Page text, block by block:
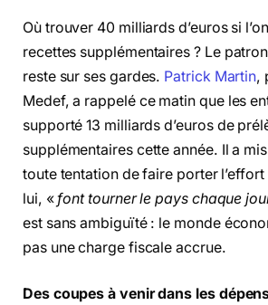
Où trouver 40 milliards d’euros si
recettes supplémentaires ? Le
reste sur ses gardes. Patrick Martin,
Medef, a rappelé ce matin que les
supporté 13 milliards d’euros de
supplémentaires cette année. Il a
toute tentation de faire porter
lui, «font tourner le pays chaque
est sans ambiguïté : le monde
pas une charge fiscale accrue.
Des coupes à venir dans les